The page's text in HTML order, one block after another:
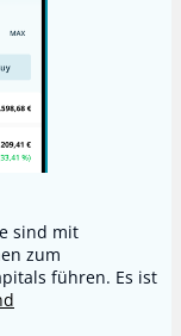
sind mit
zum
führen. Es ist